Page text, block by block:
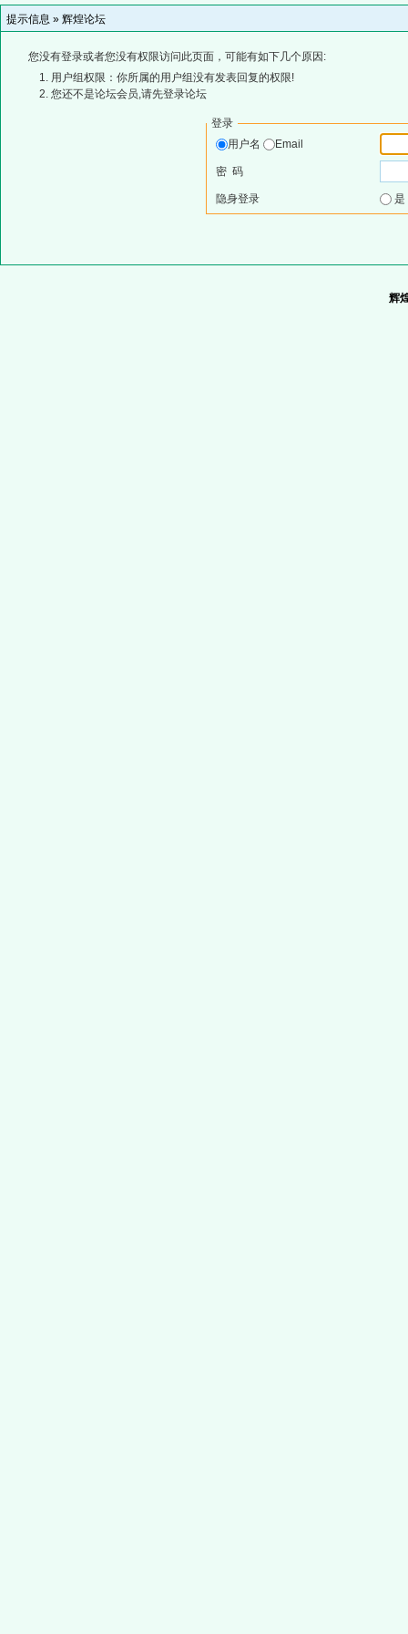
提示信息 » 辉煌论坛
您没有登录或者您没有权限访问此页面，可能有如下几个原因:
用户组权限：你所属的用户组没有发表回复的权限!
您还不是论坛会员,请先登录论坛
登录
用户名
Email
密 码
隐身登录
辉